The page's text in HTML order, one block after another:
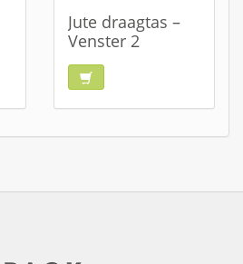
Jute draagtas –
Venster 2